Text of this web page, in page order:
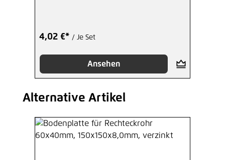
4,02 €* / Je Set
Ansehen
Produktgalerie überspringen
Alternative Artikel